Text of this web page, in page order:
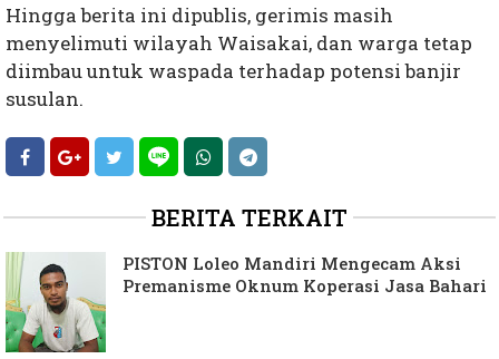
Hingga berita ini dipublis, gerimis masih
menyelimuti wilayah Waisakai, dan warga tetap
diimbau untuk waspada terhadap potensi banjir
susulan.
BERITA TERKAIT
PISTON Loleo Mandiri Mengecam Aksi
Premanisme Oknum Koperasi Jasa Bahari